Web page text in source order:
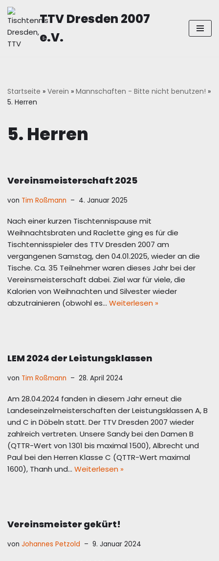
Zum
Inhalt
springen
TTV Dresden 2007
e.V.
Startseite » Verein » Mannschaften - Bitte nicht benutzen! »
5. Herren
5. Herren
Vereinsmeisterschaft 2025
von Tim Roßmann 4. Januar 2025
Nach einer kurzen Tischtennispause mit
Weihnachtsbraten und Raclette ging es für die
Tischtennisspieler des TTV Dresden 2007 am
vergangenen Samstag, den 04.01.2025, wieder an die
Tische. Ca. 35 Teilnehmer waren dieses Jahr bei der
Vereinsmeisterschaft dabei. Ziel war für viele, die
Kalorien von Weihnachten und Silvester wieder
abzutrainieren (obwohl es… Weiterlesen »
LEM 2024 der Leistungsklassen
von Tim Roßmann 28. April 2024
Am 28.04.2024 fanden in diesem Jahr erneut die
Landeseinzelmeisterschaften der Leistungsklassen A, B
und C in Döbeln statt. Der TTV Dresden 2007 wieder
zahlreich vertreten. Unsere Sandy bei den Damen B
(QTTR-Wert von 1301 bis maximal 1500), Albrecht und
Paul bei den Herren Klasse C (QTTR-Wert maximal
1600), Thanh und… Weiterlesen »
Vereinsmeister gekürt!
von Johannes Petzold 9. Januar 2024